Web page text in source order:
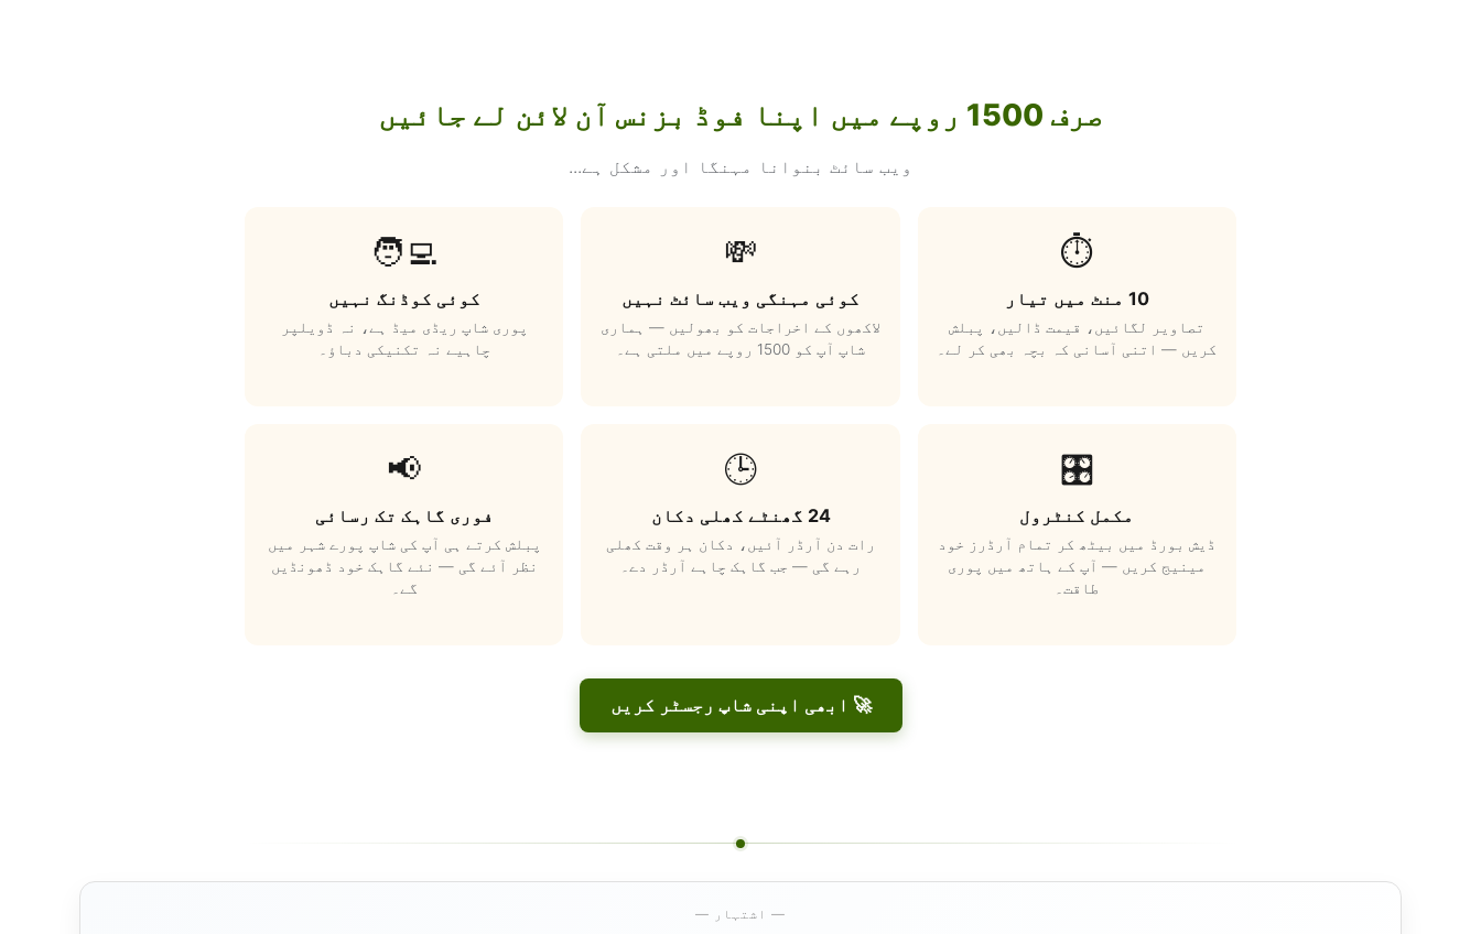
صرف 1500 روپے میں اپنا فوڈ بزنس آن لائن لے جائیں
ویب سائٹ بنوانا مہنگا اور مشکل ہے...
⏱️
10 منٹ میں تیار
تصاویر لگائیں، قیمت ڈالیں، پبلش
کریں — اتنی آسانی کہ بچہ بھی کر لے۔
💸
کوئی مہنگی ویب سائٹ نہیں
لاکھوں کے اخراجات کو بھولیں — ہماری
شاپ آپ کو 1500 روپے میں ملتی ہے۔
🧑‍💻
کوئی کوڈنگ نہیں
پوری شاپ ریڈی میڈ ہے، نہ ڈویلپر
چاہیے نہ تکنیکی دباؤ۔
🎛️
مکمل کنٹرول
ڈیش بورڈ میں بیٹھ کر تمام آرڈرز خود
مینیج کریں — آپ کے ہاتھ میں پوری
طاقت۔
🕒
24 گھنٹے کھلی دکان
رات دن آرڈر آئیں، دکان ہر وقت کھلی
رہے گی — جب گاہک چاہے آرڈر دے۔
📢
فوری گاہک تک رسائی
پبلش کرتے ہی آپ کی شاپ پورے شہر میں
نظر آئے گی — نئے گاہک خود ڈھونڈیں
گے۔
🚀 ابھی اپنی شاپ رجسٹر کریں
— اشتہار —